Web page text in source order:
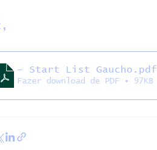
- Start List Gaucho .pdf
Fazer download de PDF • 97KB